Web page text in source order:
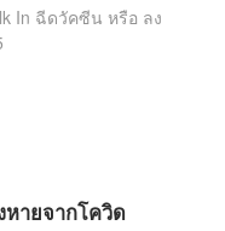
In ฉีดวัคซีน หรือ ลง
ายจากโควิด